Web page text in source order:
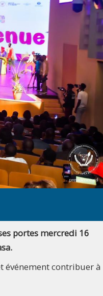
portes mercredi 16
événement contribuer à